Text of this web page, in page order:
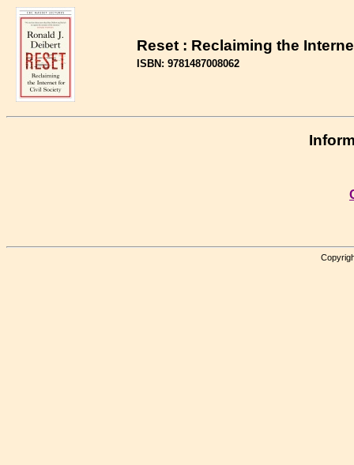
Reset : Reclaiming the
ISBN: 9781487008062